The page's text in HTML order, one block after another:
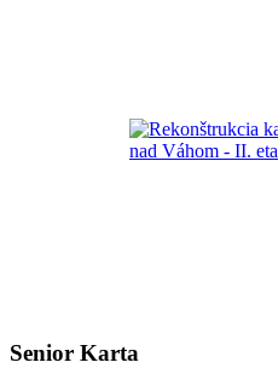
Senior Karta